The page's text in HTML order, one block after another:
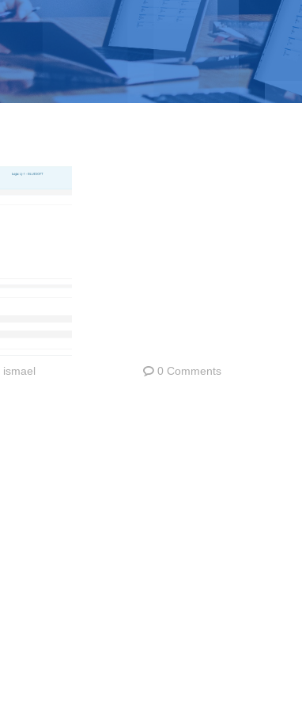
ismael 0 Comments